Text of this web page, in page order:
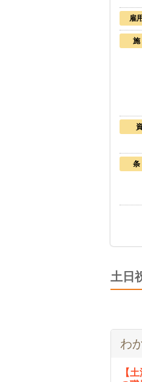
雇
土日
わ
【